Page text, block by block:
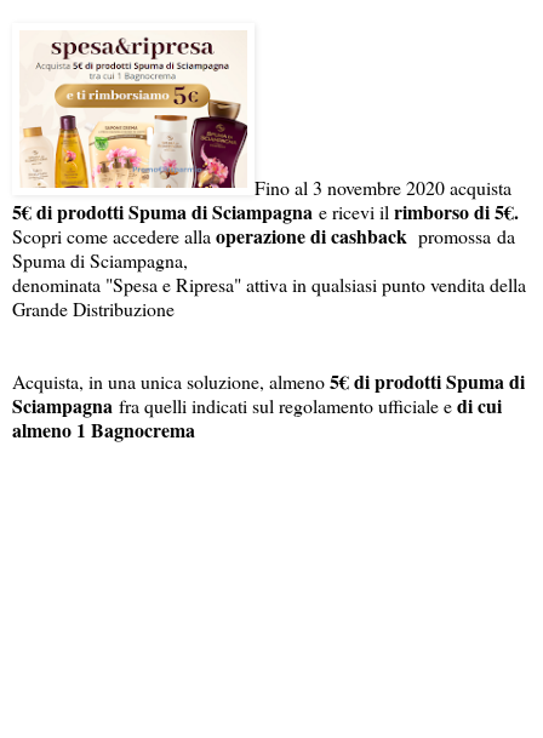
Fino al 3 novembre 2020 acquista
5€ di prodotti Spuma di Sciampagna e ricevi il rimborso di 5€.
Scopri come accedere alla operazione di cashback promossa da
Spuma di Sciampagna,
denominata "Spesa e Ripresa" attiva in qualsiasi punto vendita della
Grande Distribuzione
Acquista, in una unica soluzione, almeno5€ di prodotti Spuma di
Sciampagna fra quelli indicati sul regolamento ufficiale edi cui
almeno 1 Bagnocrema